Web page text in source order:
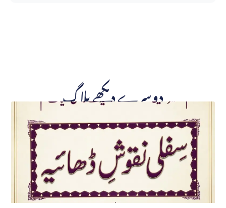
دوسرے دیکھے بلاگ